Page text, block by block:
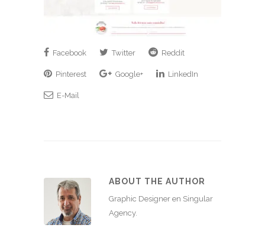
Facebook Twitter Reddit
Pinterest Google+ LinkedIn
E-Mail
ABOUT THE AUTHOR
Graphic Designer en Singular
Agency.